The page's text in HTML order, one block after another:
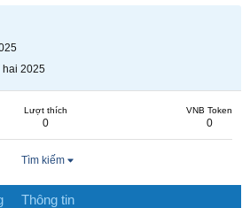
hai 2025
Lượt thích
0
VNB Token
0
Tìm kiếm
Thông tin